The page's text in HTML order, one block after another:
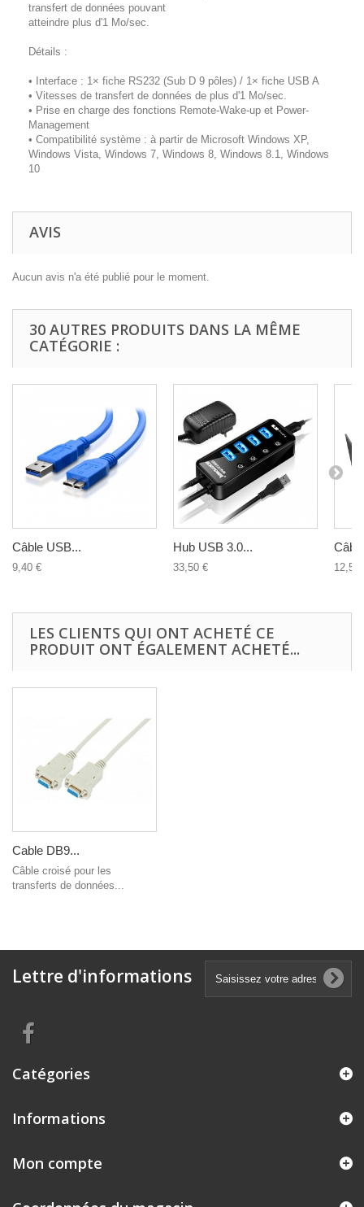
transfert de données pouvant
atteindre plus d'1 Mo/sec.
Détails :
• Interface : 1× fiche RS232 (Sub D 9 pôles) / 1× fiche USB A
• Vitesses de transfert de données de plus d'1 Mo/sec.
• Prise en charge des fonctions Remote-Wake-up et Power-
Management
• Compatibilité système : à partir de Microsoft Windows XP,
Windows Vista, Windows 7, Windows 8, Windows 8.1, Windows
10
AVIS
Aucun avis n'a été publié pour le moment.
30 AUTRES PRODUITS DANS LA MÊME
CATÉGORIE :
Câble USB...
9,40 €
Hub USB 3.0...
33,50 € 12,50
LES CLIENTS QUI ONT ACHETÉ CE
PRODUIT ONT ÉGALEMENT ACHETÉ...
Cable DB9...
Câble croisé pour les
transferts de données...
Lettre d'informations
Catégories
Informations
Mon compte